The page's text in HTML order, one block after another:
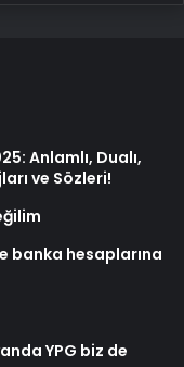
banka hesaplarına
YPG biz de